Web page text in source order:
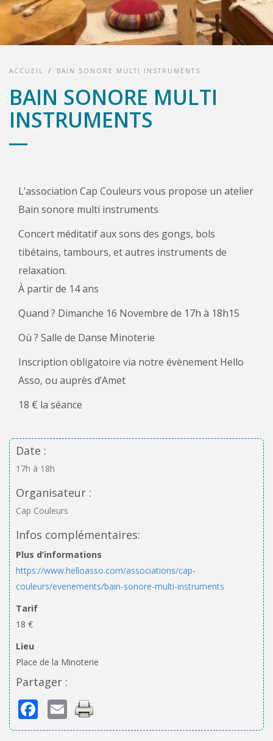
ACCUEIL / BAIN SONORE MULTI INSTRUMENTS
BAIN SONORE MULTI
INSTRUMENTS
L’association Cap Couleurs vous propose un atelier
Bain sonore multi instruments
Concert méditatif aux sons des gongs, bols
tibétains, tambours, et autres instruments de
relaxation.
À partir de 14 ans
Quand ? Dimanche 16 Novembre de 17h à 18h15
Où ? Salle de Danse Minoterie
Inscription obligatoire via notre évènement Hello
Asso, ou auprès d’Amet
18 € la séance
Date :
17h à 18h
Organisateur :
Cap Couleurs
Infos complémentaires:
Plus d’informations
https://www.helloasso.com/associations/cap-
couleurs/evenements/bain-sonore-multi-instruments
Tarif
18 €
Lieu
Place de la Minoterie
Partager :
Facebook
Email